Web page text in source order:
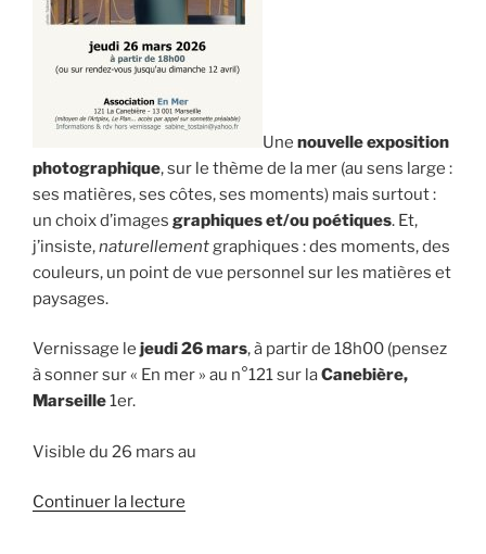
Une nouvelle exposition
photographique, sur le thème de la mer (au sens large :
ses matières, ses côtes, ses moments) mais surtout :
un choix d’images graphiques et/ou poétiques. Et,
j’insiste,naturellementgraphiques : des moments, des
couleurs, un point de vue personnel sur les matières et
paysages.
Vernissage le jeudi 26 mars, à partir de 18h00 (pensez
à sonner sur « En mer » au n°121 sur laCanebière,
Marseille1er.
Visible du 26 mars au
Continuer la lecture